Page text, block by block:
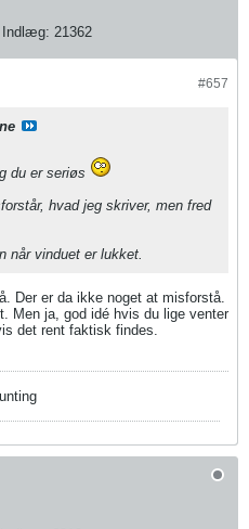
Indlæg: 21362
#657
du er seriøs
hvad jeg skriver, men fred
når vinduet er lukket.
Der er da ikke noget at misforstå.
Men ja, god idé hvis du lige venter
det rent faktisk findes.